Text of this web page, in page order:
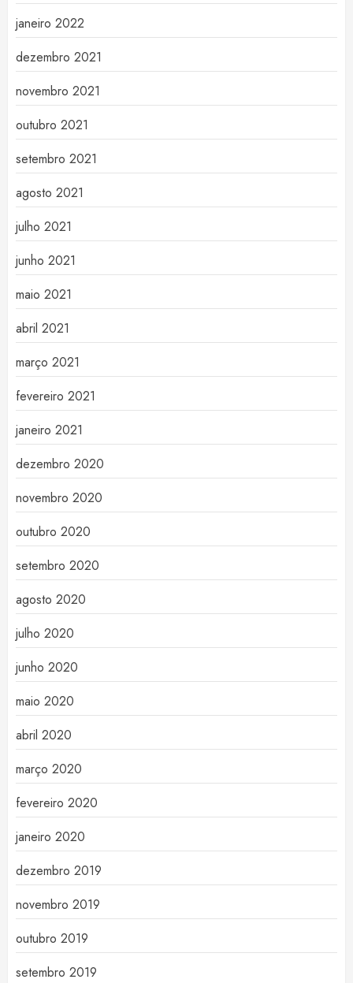
janeiro 2022
dezembro 2021
novembro 2021
outubro 2021
setembro 2021
agosto 2021
julho 2021
junho 2021
maio 2021
abril 2021
março 2021
fevereiro 2021
janeiro 2021
dezembro 2020
novembro 2020
outubro 2020
setembro 2020
agosto 2020
julho 2020
junho 2020
maio 2020
abril 2020
março 2020
fevereiro 2020
janeiro 2020
dezembro 2019
novembro 2019
outubro 2019
setembro 2019